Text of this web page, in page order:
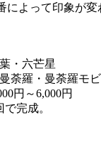
よって印象が
・六芒星
荼羅・曼荼羅モ
円～6,000円
完成。